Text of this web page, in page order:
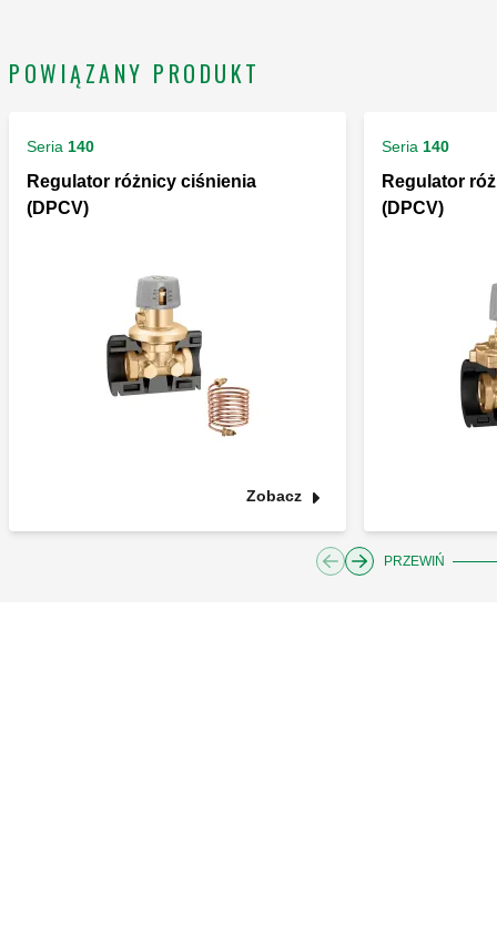
POWIĄZANY PRODUKT
Seria 140
Regulator różnicy ciśnienia
(DPCV)
Zobacz
Seria 140
Regulator
(DPCV)
PRZEWIŃ